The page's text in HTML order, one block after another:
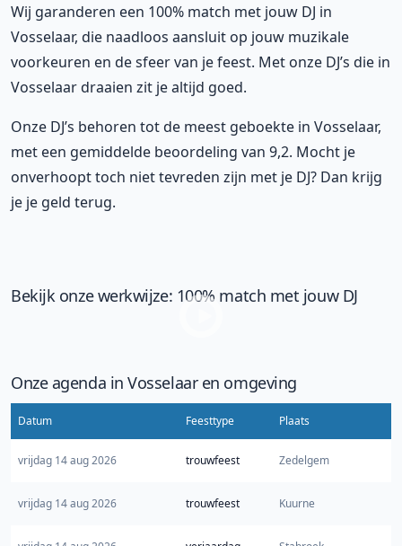
Wij garanderen een 100% match met jouw DJ in
Vosselaar, die naadloos aansluit op jouw muzikale
voorkeuren en de sfeer van je feest. Met onze DJ’s die in
Vosselaar draaien zit je altijd goed.
Onze DJ’s behoren tot de meest geboekte in Vosselaar,
met een gemiddelde beoordeling van 9,2. Mocht je
onverhoopt toch niet tevreden zijn met je DJ? Dan krijg
je je geld terug.
Bekijk onze werkwijze: 100% match met jouw DJ
Onze agenda in Vosselaar en omgeving
Datum Feesttype Plaats
vrijdag 14 aug 2026 trouwfeest Zedelgem
vrijdag 14 aug 2026 trouwfeest Kuurne